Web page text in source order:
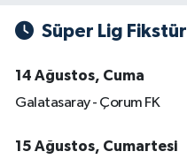
Süper Lig Fikstür
14 Ağustos, Cuma
Galatasaray - Çorum FK
15 Ağustos, Cumartesi